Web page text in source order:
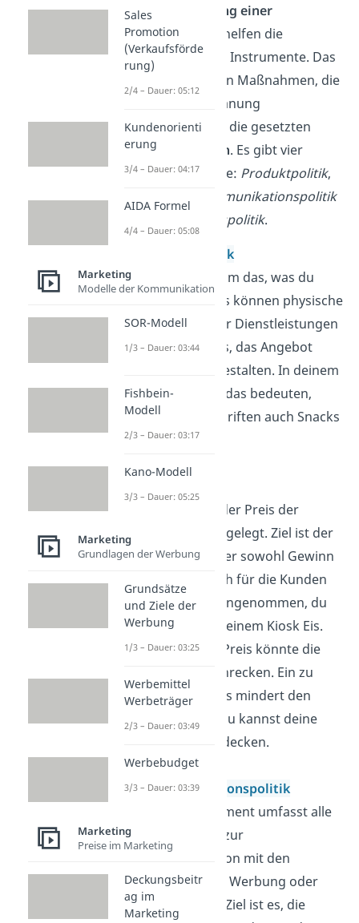
Bei der
Umsetzung einer
Absatzstrategie
helfen die
absatzpolitischen Instrumente. Das
sind die konkreten Maßnahmen, die
aus der Absatzplanung
hervorgehen, um die gesetzten
Ziele zu erreichen. Es gibt vier
Hauptinstrumente: Produktpolitik,
Kommunikationspolitik
Distributionspolitik.
Produktpolitik
Hier geht es um das, was du
verkaufst. Das können physische
Produkte oder Dienstleistungen
sein. Ziel ist es, das Angebot
attraktiv zu gestalten. In deinem
Kiosk könnte das bedeuten,
neben Zeitschriften auch Snacks
anzubieten.
Hierbei wird der Preis der
Produkte festgelegt. Ziel ist der
beste Preis, der sowohl Gewinn
bringt als auch für die Kunden
attraktiv ist. Angenommen, du
verkaufst in deinem Kiosk Eis.
Ein zu hoher Preis könnte die
Kunden abschrecken. Ein zu
niedriger Preis mindert den
Gewinn und du kannst deine
Kosten nicht decken.
Kommunikationspolitik
Dieses Instrument umfasst alle
Maßnahmen zur
Kommunikation mit den
Kunden, etwa Werbung oder
Social Media. Ziel ist es, die
Sales
Promotion
(Verkaufsförde
rung)
2/4 – Dauer: 05:12
Kundenorienti
erung
3/4 – Dauer: 04:17
AIDA Formel
4/4 – Dauer: 05:08
Marketing
Modelle der Kommunikation
SOR-Modell
1/3 – Dauer: 03:44
Fishbein-
Modell
2/3 – Dauer: 03:17
Kano-Modell
3/3 – Dauer: 05:25
Marketing
Grundlagen der Werbung
Grundsätze
und Ziele der
Werbung
1/3 – Dauer: 03:25
Werbemittel
Werbeträger
2/3 – Dauer: 03:49
Werbebudget
3/3 – Dauer: 03:39
Marketing
Preise im Marketing
Deckungsbeitr
ag im
Marketing